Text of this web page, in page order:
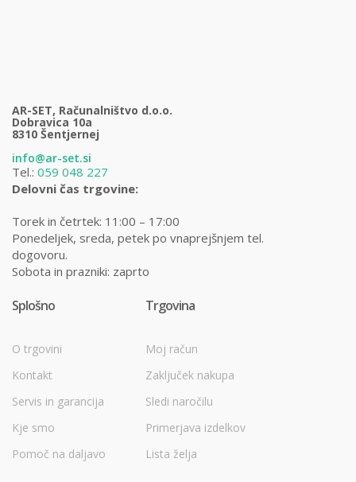
AR-SET, Računalništvo d.o.o.
Dobravica 10a
8310 Šentjernej
info@ar-set.si
Tel.: 059 048 227
Delovni čas trgovine:
Torek in četrtek: 11:00 – 17:00
Ponedeljek, sreda, petek po vnaprejšnjem tel.
dogovoru.
Sobota in prazniki: zaprto
Splošno
O trgovini
Kontakt
Servis in garancija
Kje smo
Pomoč na daljavo
Trgovina
Moj račun
Zaključek nakupa
Sledi naročilu
Primerjava izdelkov
Lista želja